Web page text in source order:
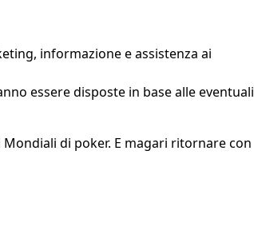
informazione e assistenza ai
essere disposte in base alle eventuali
di poker. E magari ritornare con